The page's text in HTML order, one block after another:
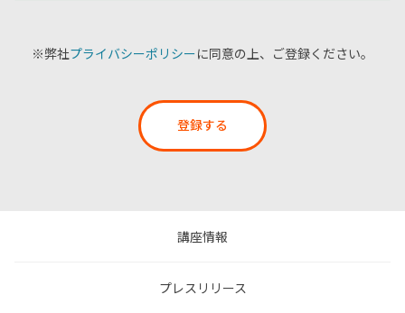
※弊社プライバシーポリシーに同意の上、ご登録ください。
登録する
講座情報
プレスリリース